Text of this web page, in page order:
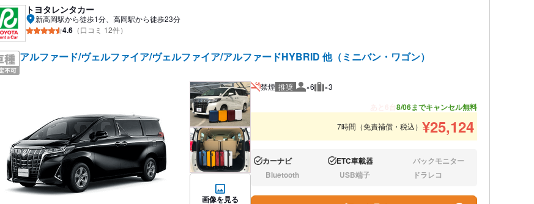
トヨタレンタカー
新高岡駅から徒歩1分、高岡駅から徒歩23分
4.6 （口コミ 12件）
アルファード/ヴェルファイア/ヴェルファイア/アルファードHYBRID 他（ミニバン・ワゴン）
画像を見る
禁煙 推奨 推奨人数
×6 推奨荷物
×3
8/06までキャンセル無料
7時間（免責補償・税込） ¥25,124
あり:カーナビ あり:ETC車載器 なし:バックモニター
なし:Bluetooth なし:USB端子 なし:ドラレコ